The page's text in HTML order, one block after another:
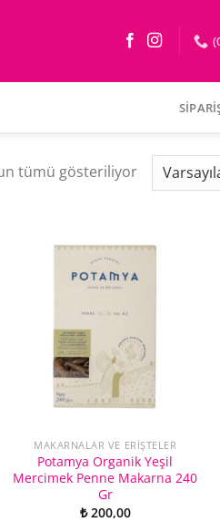
tümü gösteriliyor
MAKARNALAR VE ERIŞTELER
Potamya Organik Yeşil
Mercimek Penne Makarna 240
Gr
₺200,00